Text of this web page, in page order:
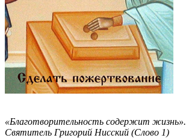
«Благотворительность содержит жизнь».
Святитель Григорий Нисский (Слово 1)